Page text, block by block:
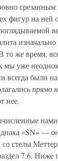
фигур на ней
изначально
то же время,
мы уже
всегда были
прямо
нее.
«SN» —
стелы
7.6. Ниже